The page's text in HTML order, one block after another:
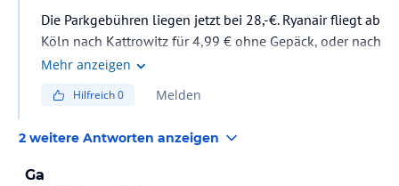
Die Parkgebühren liegen jetzt bei 28,-€. Ryanair fliegt ab
Köln nach Kattrowitz für 4,99 € ohne Gepäck, oder nach
Mehr anzeigen
Hilfreich0 Melden
2 weitere Antworten anzeigen
Ga